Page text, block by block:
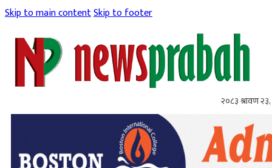
Skip to main contentSkip to footer
२०८३ श्रावण २३,